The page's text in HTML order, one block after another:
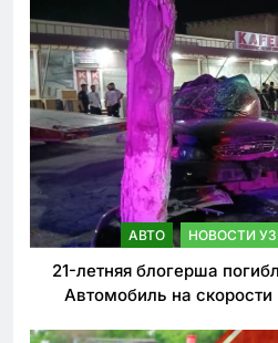
АВТО НОВОСТИ
21-летняя блогерша
Автомобиль на скорости